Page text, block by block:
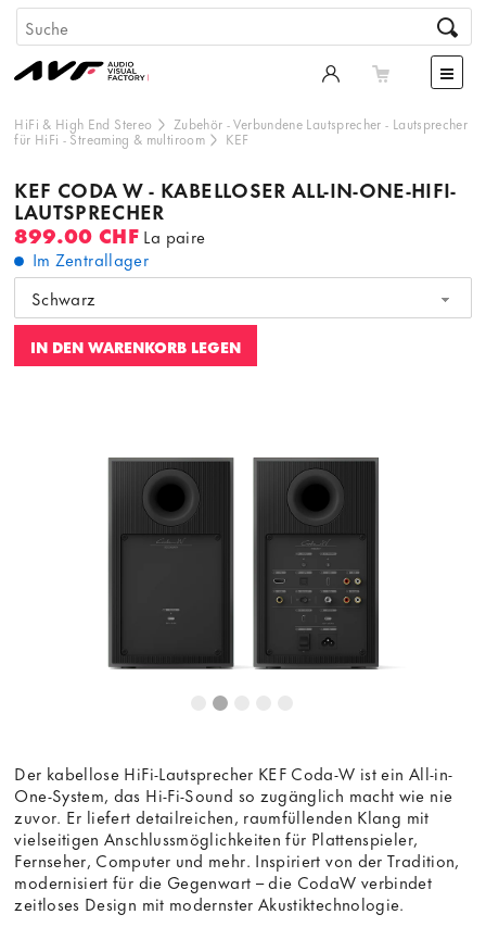
HiFi & High End Stereo Zubehör -Verbundene Lautsprecher - Lautsprecher
für HiFi - Streaming & multiroom KEF
KEF CODA W - KABELLOSER ALL-IN-ONE-HIFI-
LAUTSPRECHER
899.00 CHF La paire
Im Zentrallager
Schwarz
IN DEN WARENKORB LEGEN
Dieser Inhalt wird von einer dritten Partei gehostet. Durch
die Anzeige des externen Inhalts akzeptieren Sie die
Bedingungen
von youtube.com.
Frag nicht mehr
Der kabellose HiFi-Lautsprecher KEF Coda-W ist ein All-in-
One-System, das Hi-Fi-Sound so zugänglich macht wie nie
zuvor. Er liefert detailreichen, raumfüllenden Klang mit
vielseitigen Anschlussmöglichkeiten für Plattenspieler,
Fernseher, Computer und mehr. Inspiriert von der Tradition,
modernisiert für die Gegenwart – die CodaW verbindet
zeitloses Design mit modernster Akustiktechnologie.